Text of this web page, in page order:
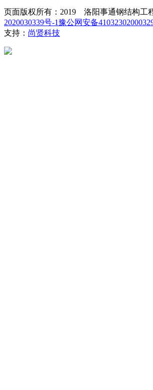
页面版权所有：2019 洛阳事通钢结构工
2020030339号-1豫公网安备
支持： 尚贤科技